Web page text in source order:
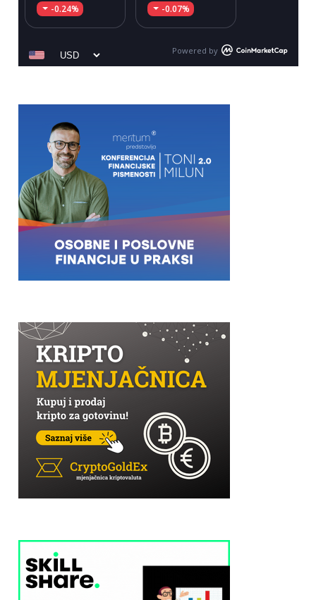
-0.24% -0.07%
Powered by